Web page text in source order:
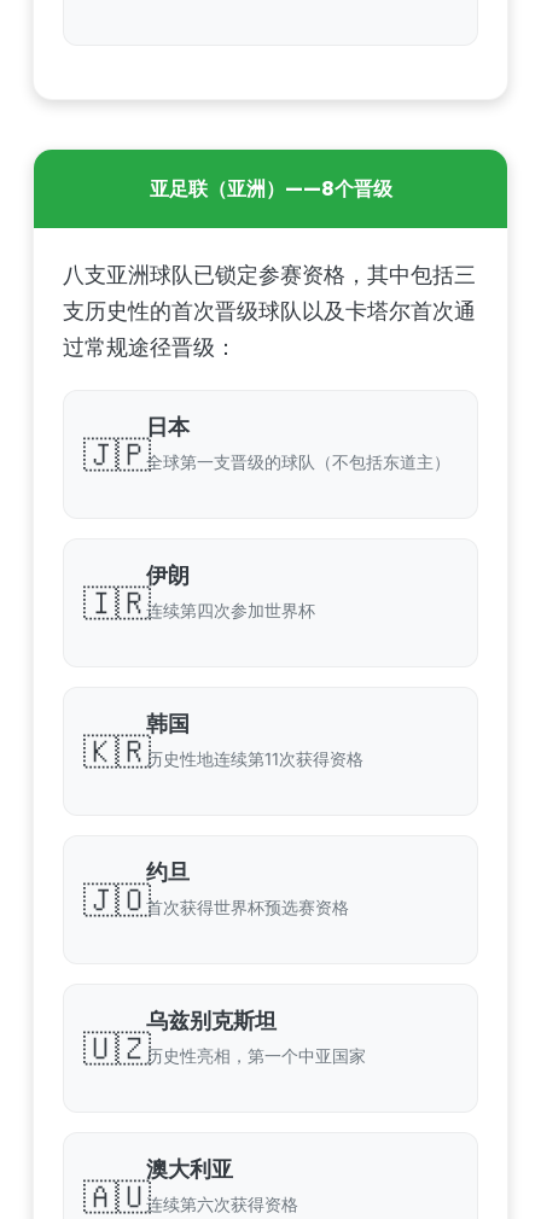
亚足联（亚洲）——8个晋级
八支亚洲球队已锁定参赛资格，其中包括三
支历史性的首次晋级球队以及卡塔尔首次通
过常规途径晋级：
🇯🇵
日本
全球第一支晋级的球队（不包括东道主）
🇮🇷
伊朗
连续第四次参加世界杯
🇰🇷
韩国
历史性地连续第11次获得资格
🇯🇴
约旦
首次获得世界杯预选赛资格
🇺🇿
乌兹别克斯坦
历史性亮相，第一个中亚国家
🇦🇺
澳大利亚
连续第六次获得资格